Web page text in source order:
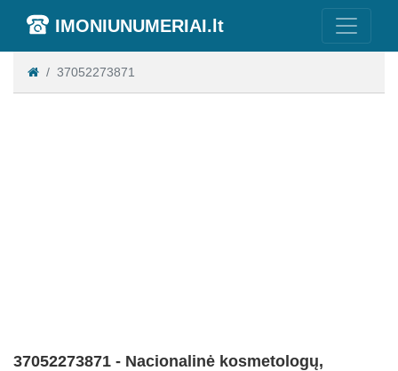
IMONIUNUMERIAI.lt
37052273871
37052273871 - Nacionalinė kosmetologų,